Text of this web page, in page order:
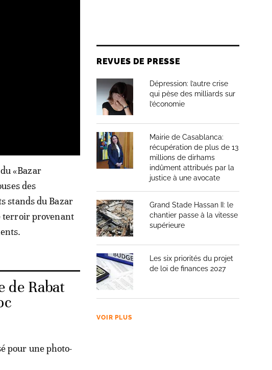
«Bazar
des
stands du Bazar
terroir provenant
de Rabat
pour une photo-
REVUES DE PRESSE
Dépression: l’autre crise
qui pèse des milliards sur
l’économie
Mairie de Casablanca:
récupération de plus de 13
millions de dirhams
indûment attribués par la
justice à une avocate
Grand Stade Hassan II: le
chantier passe à la vitesse
supérieure
Les six priorités du projet
de loi de finances 2027
VOIR PLUS